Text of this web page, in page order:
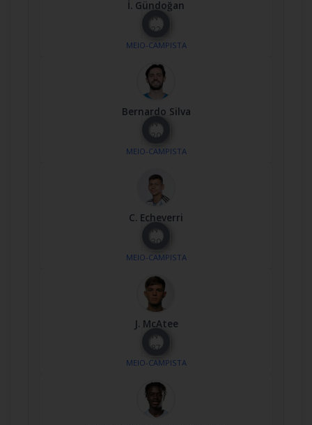
İ. Gündoğan
Nº
22
MEIO-CAMPISTA
Bernardo Silva
Nº
20
MEIO-CAMPISTA
C. Echeverri
Nº
30
MEIO-CAMPISTA
J. McAtee
Nº
87
MEIO-CAMPISTA